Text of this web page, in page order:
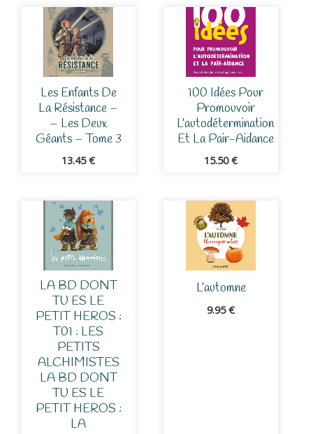
Les Enfants De
La Résistance –
– Les Deux
Géants – Tome 3
13.45€
100 Idées Pour
Promouvoir
L’autodétermination
Et La Pair-Aidance
15.50€
LA BD DONT
TU ES LE
PETIT HEROS :
T01 : LES
PETITS
ALCHIMISTES
LA BD DONT
TU ES LE
PETIT HEROS :
LA
L’automne
9.95€